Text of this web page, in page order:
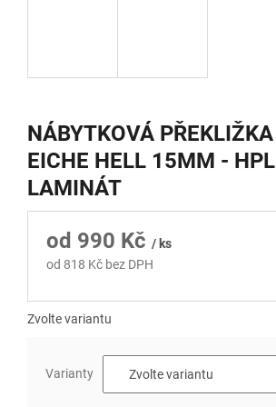
NÁBYTKOVÁ PŘEKLIŽKA
EICHE HELL 15MM - HPL
LAMINÁT
od 990 Kč / ks
od 818 Kč bez DPH
Zvolte variantu
Varianty